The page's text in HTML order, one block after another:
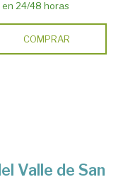
en 24/48 horas
COMPRAR
Valle de San